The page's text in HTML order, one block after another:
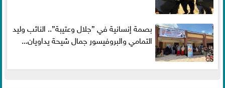
بصمة إنسانية في ”جلال وعتيبة”.. النائب وليد
التمامي والبروفيسور جمال شيحة يداويان...